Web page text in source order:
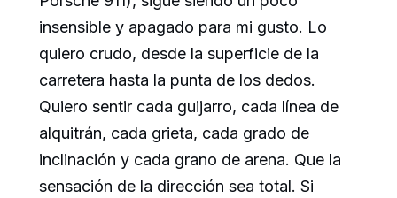
insensible y apagado para mi gusto. Lo
quiero crudo, desde la superficie de la
carretera hasta la punta de los dedos.
Quiero sentir cada guijarro, cada línea de
alquitrán, cada grieta, cada grado de
inclinación y cada grano de arena. Que la
sensación de la dirección sea total. Si